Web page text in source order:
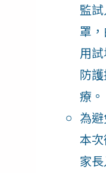
監
罩
用
防
療。
為
本
家